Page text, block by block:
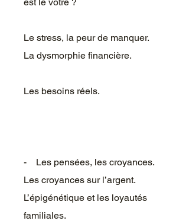
Le stress, la peur de manquer.
La dysmorphie financière.
Les besoins réels.
- Les pensées, les croyances.
Les croyances sur l’argent.
L’épigénétique et les loyautés
familiales.